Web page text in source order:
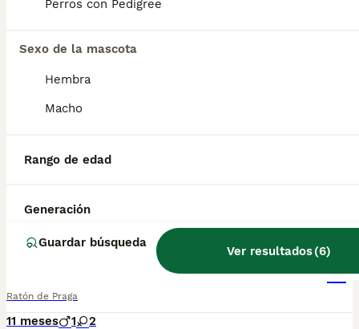
Perros con Pedigree
Sexo de la mascota
Hembra
Macho
Rango de edad
Generación
Guardar búsqueda
Ver resultados(6)
Ratón de Praga
11 meses
Ratón de Praga
11 meses 1 2